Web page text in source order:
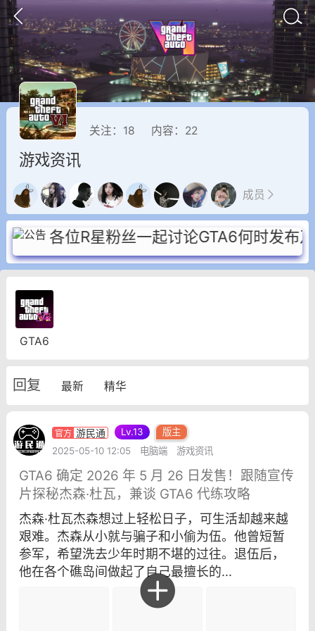
GTA6 RDR2 逃离塔科夫
彩虹六号
游民通 Lv.13
版主
19 23:03
电脑端 问题解决
我在商城购买的虚拟产品显示自动发
在那里查看卡密？
发货的商品在那里查看卡密？答：查看
：下单以后在右边消息栏查看卡密，或
像 — 我的订单 — 待评价 — 查看订单，
关注： 18 内容： 22
游戏资讯
成员
—欢迎各位R星粉丝一起讨论GTA6何时发布
-->
GTA6
回复 最新 精华
游民通 Lv.13
版主
2025-05-10 12:05
电脑端 游戏资讯
GTA6 确定 2026 年 5 月 26 日发售！跟随宣传
片探秘杰森·杜瓦，兼谈 GTA6 代练攻略
杰森·杜瓦杰森想过上轻松日子，可生活却越来越
艰难。杰森从小就与骗子和小偷为伍。他曾短暂
参军，希望洗去少年时期不堪的过往。退伍后，
他在各个礁岛间做起了自己最擅长的...